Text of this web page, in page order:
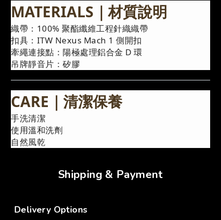
MATERIALS｜材質說明
織帶：100% 聚酯纖維工程針織織帶
扣具：ITW Nexus Mach 1 側開扣
牽繩連接點：陽極處理鋁合金 D 環
吊牌靜音片：矽膠
CARE｜清潔保養
手洗清潔
使用溫和洗劑
自然風乾
Shipping & Payment
Delivery Options